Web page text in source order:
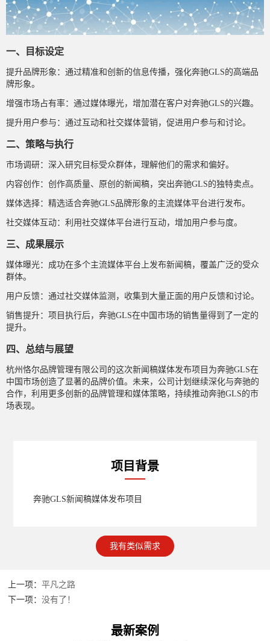
一、目标设定
提升品牌形象：通过精准和创新的信息传播，强化奔驰GLS的高端品
牌形象。
增强市场占有率：通过媒体曝光，增加潜在客户对奔驰GLS的兴趣。
提升用户参与：通过互动和社交媒体营销，促进用户参与和讨论。
二、策略与执行
市场调研：深入研究目标受众群体，理解他们的需求和偏好。
内容创作：创作高质量、原创的新闻稿，突出奔驰GLS的独特卖点。
媒体选择：精选适合奔驰GLS品牌形象的主流媒体平台进行发布。
社交媒体互动：利用社交媒体平台进行互动，增加用户参与度。
三、成果展示
媒体曝光：成功在多个主流媒体平台上发布新闻稿，覆盖广泛的受众
群体。
用户反馈：通过社交媒体监测，收集到大量正面的用户反馈和讨论。
销售提升：项目执行后，奔驰GLS在中国市场的销售量得到了一定的
提升。
四、总结与展望
杭州恪尔品牌管理有限公司的这次新闻稿媒体发布项目为奔驰GLS在
中国市场创造了显著的品牌价值。未来，公司计划继续深化与奔驰的
合作，利用更多创新的品牌管理和媒体策略，持续推动奔驰GLS的市
场表现。
项目背景
奔驰GLS新闻稿媒体发布项目
我有类似需求
上一项：平凡之路
下一项：没有了！
最新案例